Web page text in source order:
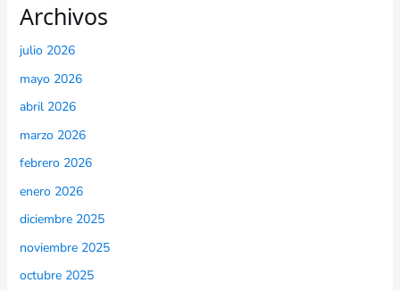
Archivos
julio 2026
mayo 2026
abril 2026
marzo 2026
febrero 2026
enero 2026
diciembre 2025
noviembre 2025
octubre 2025